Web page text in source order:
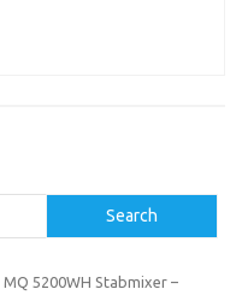
Search
5200WH Stabmixer –